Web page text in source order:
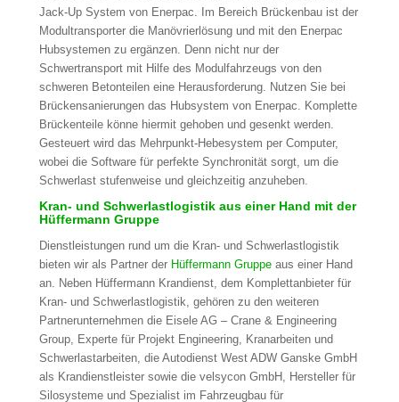
Jack-Up System von Enerpac. Im Bereich Brückenbau ist der
Modultransporter die Manövrierlösung und mit den Enerpac
Hubsystemen zu ergänzen. Denn nicht nur der
Schwertransport mit Hilfe des Modulfahrzeugs von den
schweren Betonteilen eine Herausforderung. Nutzen Sie bei
Brückensanierungen das Hubsystem von Enerpac. Komplette
Brückenteile könne hiermit gehoben und gesenkt werden.
Gesteuert wird das Mehrpunkt-Hebesystem per Computer,
wobei die Software für perfekte Synchronität sorgt, um die
Schwerlast stufenweise und gleichzeitig anzuheben.
Kran- und Schwerlastlogistik aus einer Hand mit der
Hüffermann Gruppe
Dienstleistungen rund um die Kran- und Schwerlastlogistik
bieten wir als Partner der Hüffermann Gruppeaus einer Hand
an. Neben Hüffermann Krandienst, dem Komplettanbieter für
Kran- und Schwerlastlogistik, gehören zu den weiteren
Partnerunternehmen die Eisele AG – Crane & Engineering
Group, Experte für Projekt Engineering, Kranarbeiten und
Schwerlastarbeiten, die Autodienst West ADW Ganske GmbH
als Krandienstleister sowie die velsycon GmbH, Hersteller für
Silosysteme und Spezialist im Fahrzeugbau für